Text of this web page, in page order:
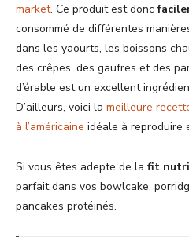
market. Ce produit est donc
consommé de différentes
dans les yaourts, les boissons
des crêpes, des gaufres et des
d’érable est un excellent
D’ailleurs, voici la meilleure
à l’américaine idéale à reproduire
Si vous êtes adepte de la fit
parfait dans vos bowlcake,
pancakes protéinés.